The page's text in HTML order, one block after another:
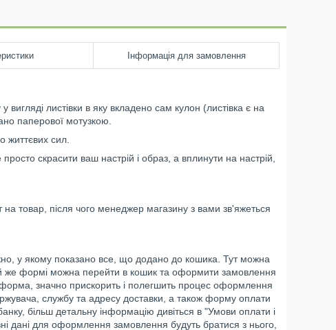
Інформація для замовлення
листівки в яку вкладено сам кулон (листівка є на
паперової мотузкою.
життєвих сил.
скрасити ваш настрій і образ, а вплинути на настрій,
товар, після чого менеджер магазину з вами зв'яжеться
у якому показано все, що додано до кошика. Тут можна
же формі можна перейти в кошик та оформити замовлення
значно прискорить і полегшить процес оформлення
службу та адресу доставки, а також форму оплати
більш детальну інформацію дивіться в "Умови оплати і
дані для оформлення замовлення будуть братися з нього,